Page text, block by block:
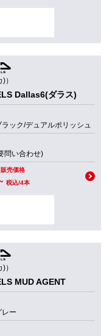
）
Dallas6(ダラス)
ック/デュアルポリッシュ
問い合わせ)
売価格
税込/4本
）
MUD AGENT
レー